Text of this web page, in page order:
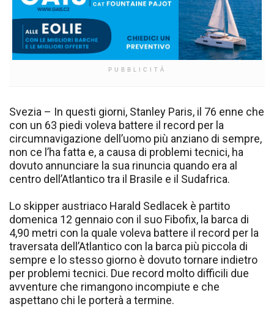
PUBBLICITÀ
Svezia – In questi giorni, Stanley Paris, il 76 enne che
con un 63 piedi voleva battere il record per la
circumnavigazione dell’uomo più anziano di sempre,
non ce l’ha fatta e, a causa di problemi tecnici, ha
dovuto annunciare la sua rinuncia quando era al
centro dell’Atlantico tra il Brasile e il Sudafrica.
Lo skipper austriaco Harald Sedlacek è partito
domenica 12 gennaio con il suo Fibofix, la barca di
4,90 metri con la quale voleva battere il record per la
traversata dell’Atlantico con la barca più piccola di
sempre e lo stesso giorno è dovuto tornare indietro
per problemi tecnici. Due record molto difficili due
avventure che rimangono incompiute e che
aspettano chi le porterà a termine.